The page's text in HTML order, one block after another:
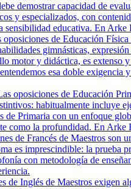
demostrar capacidad de
y especializados, con
educativa. En Arke
oposiciones de Educación
gimnásticas,
motor y didáctica, es extenso
esa doble exigencia
oposiciones de Educación
habitualmente incluye
de Primaria con un enfoque
como la profundidad. En
de Francés de Maestros son
es imprescindible: la prueba
con metodología de
de Inglés de Maestros exigen